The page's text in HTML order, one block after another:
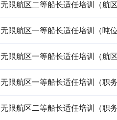
无限航区二等船长适任培训（航
无限航区一等船长适任培训（吨
无限航区一等船长适任培训（航
无限航区一等船长适任培训（职
无限航区二等船长适任培训（职